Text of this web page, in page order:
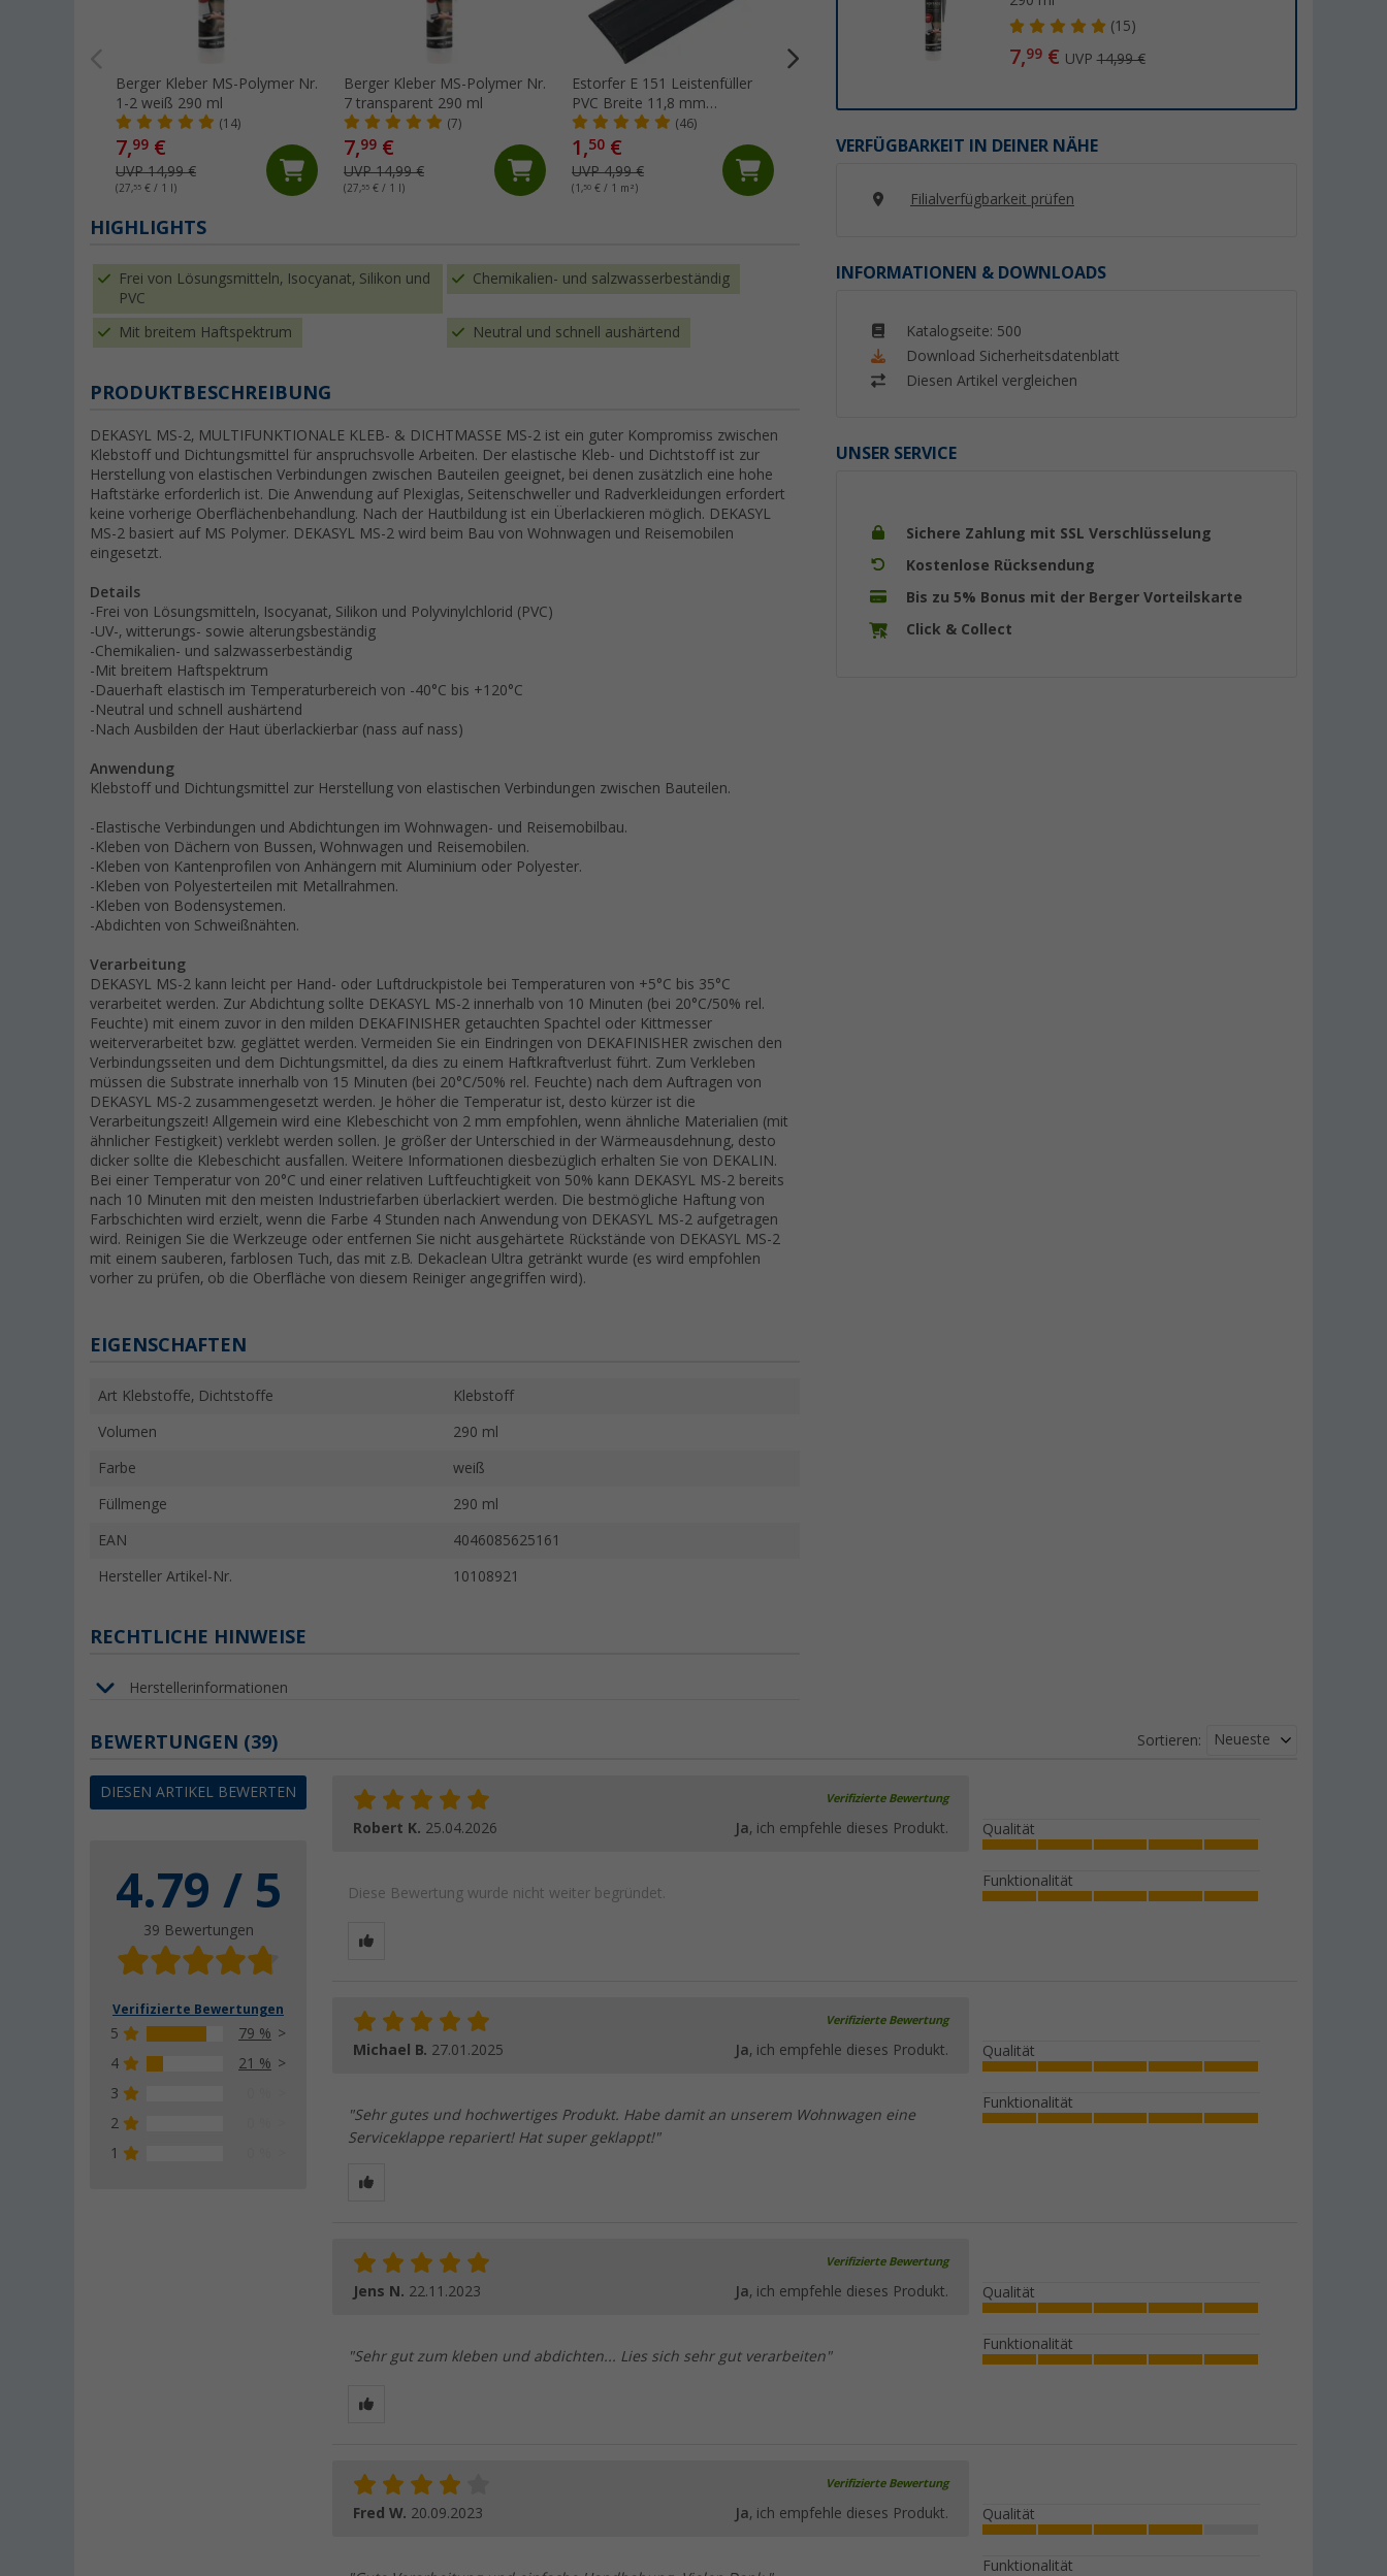
(15)
7,99€ UVP14,99 €
VERFÜGBARKEIT IN DEINER NÄHE
Filialverfügbarkeit prüfen
INFORMATIONEN & DOWNLOADS
Katalogseite: 500
Download Sicherheitsdatenblatt
Diesen Artikel vergleichen
UNSER SERVICE
Sichere Zahlung mit SSL Verschlüsselung
Kostenlose Rücksendung
Bis zu 5% Bonus mit der Berger Vorteilskarte
Click & Collect
Berger Kleber MS-Polymer Nr.
1-2 weiß 290 ml
(14)
7,99 €
UVP 14,99 €
(27,55 € / 1 l)
Berger Kleber MS-Polymer Nr.
7 transparent 290 ml
(7)
7,99 €
UVP 14,99 €
(27,55 € / 1 l)
Estorfer E 151 Leistenfüller
PVC Breite 11,8 mm
Meterware schwarz
(46)
1,50 €
UVP 4,99 €
(1,50 € / 1 m²)
Abtupfbare Dichtungsmasse
99€
Klebdichtstoff 300
HIGHLIGHTS
Frei von Lösungsmitteln, Isocyanat, Silikon und
PVC
Chemikalien- und salzwasserbeständig
Mit breitem Haftspektrum Neutral und schnell aushärtend
PRODUKTBESCHREIBUNG
DEKASYL MS-2, MULTIFUNKTIONALE KLEB- & DICHTMASSE MS-2 ist ein guter Kompromiss zwischen
Klebstoff und Dichtungsmittel für anspruchsvolle Arbeiten. Der elastische Kleb- und Dichtstoff ist zur
Herstellung von elastischen Verbindungen zwischen Bauteilen geeignet, bei denen zusätzlich eine hohe
Haftstärke erforderlich ist. Die Anwendung auf Plexiglas, Seitenschweller und Radverkleidungen erfordert
keine vorherige Oberflächenbehandlung. Nach der Hautbildung ist ein Überlackieren möglich. DEKASYL
MS-2 basiert auf MS Polymer. DEKASYL MS-2 wird beim Bau von Wohnwagen und Reisemobilen
eingesetzt.
Details
-Frei von Lösungsmitteln, Isocyanat, Silikon und Polyvinylchlorid (PVC)
-UV-, witterungs- sowie alterungsbeständig
-Chemikalien- und salzwasserbeständig
-Mit breitem Haftspektrum
-Dauerhaft elastisch im Temperaturbereich von -40°C bis +120°C
-Neutral und schnell aushärtend
-Nach Ausbilden der Haut überlackierbar (nass auf nass)
Anwendung
Klebstoff und Dichtungsmittel zur Herstellung von elastischen Verbindungen zwischen Bauteilen.
-Elastische Verbindungen und Abdichtungen im Wohnwagen- und Reisemobilbau.
-Kleben von Dächern von Bussen, Wohnwagen und Reisemobilen.
-Kleben von Kantenprofilen von Anhängern mit Aluminium oder Polyester.
-Kleben von Polyesterteilen mit Metallrahmen.
-Kleben von Bodensystemen.
-Abdichten von Schweißnähten.
Verarbeitung
DEKASYL MS-2 kann leicht per Hand- oder Luftdruckpistole bei Temperaturen von +5°C bis 35°C
verarbeitet werden. Zur Abdichtung sollte DEKASYL MS-2 innerhalb von 10 Minuten (bei 20°C/50% rel.
Feuchte) mit einem zuvor in den milden DEKAFINISHER getauchten Spachtel oder Kittmesser
weiterverarbeitet bzw. geglättet werden. Vermeiden Sie ein Eindringen von DEKAFINISHER zwischen den
Verbindungsseiten und dem Dichtungsmittel, da dies zu einem Haftkraftverlust führt. Zum Verkleben
müssen die Substrate innerhalb von 15 Minuten (bei 20°C/50% rel. Feuchte) nach dem Auftragen von
DEKASYL MS-2 zusammengesetzt werden. Je höher die Temperatur ist, desto kürzer ist die
Verarbeitungszeit! Allgemein wird eine Klebeschicht von 2 mm empfohlen, wenn ähnliche Materialien (mit
ähnlicher Festigkeit) verklebt werden sollen. Je größer der Unterschied in der Wärmeausdehnung, desto
dicker sollte die Klebeschicht ausfallen. Weitere Informationen diesbezüglich erhalten Sie von DEKALIN.
Bei einer Temperatur von 20°C und einer relativen Luftfeuchtigkeit von 50% kann DEKASYL MS-2 bereits
nach 10 Minuten mit den meisten Industriefarben überlackiert werden. Die bestmögliche Haftung von
Farbschichten wird erzielt, wenn die Farbe 4 Stunden nach Anwendung von DEKASYL MS-2 aufgetragen
wird. Reinigen Sie die Werkzeuge oder entfernen Sie nicht ausgehärtete Rückstände von DEKASYL MS-2
mit einem sauberen, farblosen Tuch, das mit z.B. Dekaclean Ultra getränkt wurde (es wird empfohlen
vorher zu prüfen, ob die Oberfläche von diesem Reiniger angegriffen wird).
EIGENSCHAFTEN
Art Klebstoffe, Dichtstoffe Klebstoff
Volumen 290 ml
Farbe weiß
Füllmenge 290 ml
EAN 4046085625161
Hersteller Artikel-Nr. 10108921
RECHTLICHE HINWEISE
Herstellerinformationen
BEWERTUNGEN (39)
DIESEN ARTIKEL BEWERTEN
4.79 / 5
39 Bewertungen
Verifizierte Bewertungen
5
79 %
4
21 %
3
2
1
Sortieren: Neueste
Verifizierte Bewertung
Robert K. 25.04.2026 Ja, ich empfehle dieses Produkt.
Diese Bewertung wurde nicht weiter begründet.
Qualität
Funktionalität
Verifizierte Bewertung
Michael B. 27.01.2025 Ja, ich empfehle dieses Produkt.
"Sehr gutes und hochwertiges Produkt. Habe damit an unserem Wohnwagen eine
Serviceklappe repariert! Hat super geklappt!"
Qualität
Funktionalität
Verifizierte Bewertung
Jens N. 22.11.2023 Ja, ich empfehle dieses Produkt.
"Sehr gut zum kleben und abdichten... Lies sich sehr gut verarbeiten"
Qualität
Funktionalität
Verifizierte Bewertung
Fred W. 20.09.2023 Ja, ich empfehle dieses Produkt. Qualität
Funktionalität